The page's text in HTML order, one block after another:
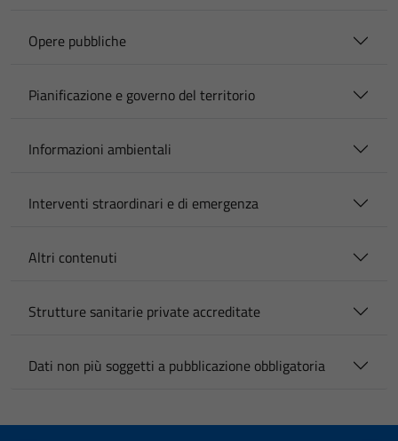
Opere pubbliche
Pianificazione e governo del territorio
Informazioni ambientali
Interventi straordinari e di emergenza
Altri contenuti
Strutture sanitarie private accreditate
Dati non più soggetti a pubblicazione obbligatoria